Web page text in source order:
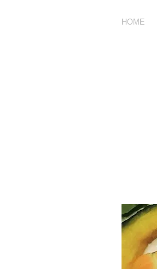
HOME